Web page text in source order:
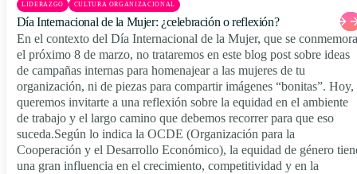
LIDERAZGO CULTURA ORGANIZACIONAL
Día Internacional de la Mujer: ¿celebración o reflexión?
En el contexto del Día Internacional de la Mujer, que se conmemora
el próximo 8 de marzo, no trataremos en este blog post sobre ideas
de campañas internas para homenajear a las mujeres de tu
organización, ni de piezas para compartir imágenes “bonitas”. Hoy,
queremos invitarte a una reflexión sobre la equidad en el ambiente
de trabajo y el largo camino que debemos recorrer para que eso
suceda.Según lo indica la OCDE (Organización para la
Cooperación y el Desarrollo Económico), la equidad de género
una gran influencia en el crecimiento, competitividad y en la